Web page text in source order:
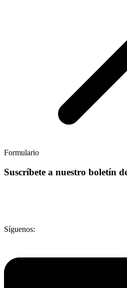
Formulario
Suscríbete a nuestro boletín
Síguenos: